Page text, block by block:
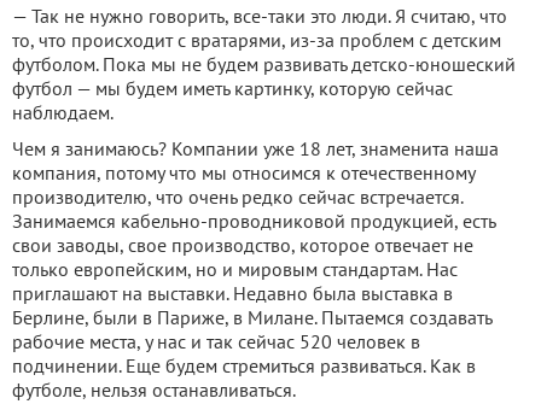
— Так не нужно говорить, все-таки это люди. Я считаю, что
то, что происходит с вратарями, из-за проблем с детским
футболом. Пока мы не будем развивать детско-юношеский
футбол — мы будем иметь картинку, которую сейчас
наблюдаем.
Чем я занимаюсь? Компании уже 18 лет, знаменита наша
компания, потому что мы относимся к отечественному
производителю, что очень редко сейчас встречается.
Занимаемся кабельно-проводниковой продукцией, есть
свои заводы, свое производство, которое отвечает не
только европейским, но и мировым стандартам. Нас
приглашают на выставки. Недавно была выставка в
Берлине, были в Париже, в Милане. Пытаемся создавать
рабочие места, у нас и так сейчас 520 человек в
подчинении. Еще будем стремиться развиваться. Как в
футболе, нельзя останавливаться.